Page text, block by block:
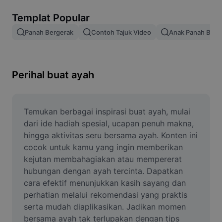
Gabungan imej
Ubah Saiz Imej
Penjana Meme
AI Text Remover
AI People Remover
AI Inpainting
Face Cutout
Templat Popular
Panah Bergerak Contoh Tajuk Video Anak Panah
Perihal buat ayah
Temukan berbagai inspirasi buat ayah, mulai
dari ide hadiah spesial, ucapan penuh makna,
hingga aktivitas seru bersama ayah. Konten ini
cocok untuk kamu yang ingin memberikan
kejutan membahagiakan atau mempererat
hubungan dengan ayah tercinta. Dapatkan
cara efektif menunjukkan kasih sayang dan
perhatian melalui rekomendasi yang praktis
serta mudah diaplikasikan. Jadikan momen
bersama ayah tak terlupakan dengan tips